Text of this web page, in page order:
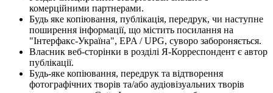
комерційними партнерами.
Будь яке копіювання, публікація, передрук, чи наступне
поширення інформації, що містить посилання на
"Інтерфакс-Україна", EPA / UPG, суворо забороняється.
Власник веб-сторінки в розділі Я-Корреспондент є автор
публікації.
Будь-яке копіювання, передрук та відтворення
фотографічних творів та/або аудіовізуальних творів